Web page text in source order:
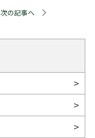
次の記事へ